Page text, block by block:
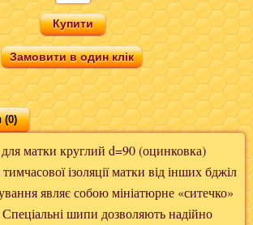
Замовити в один клік
(0)
круглий d=90 (оцинковка)
ізоляції матки від інших бджіл
являє собою мініатюрне «ситечко»
шипи дозволяють надійно